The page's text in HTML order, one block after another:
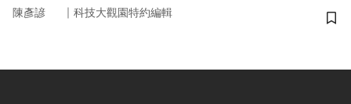
陳彥諺 ｜ 科技大觀園特約編輯
儲